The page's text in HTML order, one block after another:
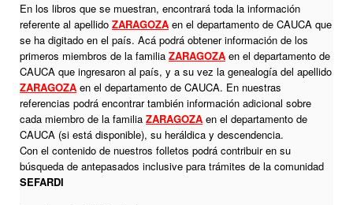
En los libros que se muestran, encontrará toda la información
referente al apellido ZARAGOZA en el departamento de CAUCA que
se ha digitado en el país. Acá podrá obtener información de los
primeros miembros de la familia ZARAGOZA en el departamento de
CAUCA que ingresaron al país, y a su vez la genealogía del apellido
ZARAGOZA en el departamento de CAUCA. En nuestras
referencias podrá encontrar también información adicional sobre
cada miembro de la familia ZARAGOZA en el departamento de
CAUCA (si está disponible), su heráldica y descendencia.
Con el contenido de nuestros folletos podrá contribuir en su
búsqueda de antepasados inclusive para trámites de la comunidad
SEFARDI